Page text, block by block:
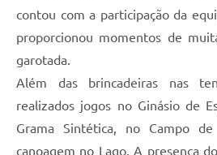
contou com a participação da
proporcionou momentos de
garotada.
Além das brincadeiras nas
realizados jogos no Ginásio de
Grama Sintética, no Campo
canoagem no Lago. A presença